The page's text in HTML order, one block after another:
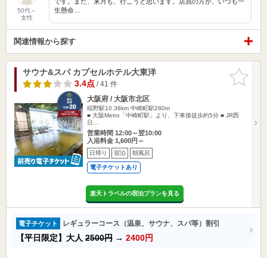
50代～
女性
生懸命…
関連情報から探す
お気に入
りに追加
サウナ&スパ カプセルホテル大東洋
3.4点/ 41 件
大阪府 / 大阪市北区
稲野駅10.38km 中崎町駅280m
■ 大阪Metro「中崎町駅」より、下車後徒歩約5分 ■ JR西
日…
営業時間 12:00～翌10:00
入浴料金 1,600円～
日帰り 宿泊 朝風呂
電子チケットあり
楽天トラベルの宿泊プランを見る
電子チケット レギュラーコース（温泉、サウナ、スパ等）割引
【平日限定】大人 2500円 → 2400円